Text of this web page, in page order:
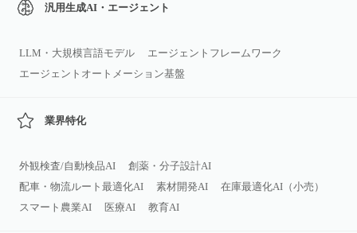
汎用生成AI・エージェント
LLM・大規模言語モデル
エージェントフレームワーク
エージェントオートメーション基盤
業界特化
外観検査/自動検品AI
創薬・分子設計AI
配車・物流ルート最適化AI
素材開発AI
在庫最適化AI（小売）
スマート農業AI
医療AI 教育AI